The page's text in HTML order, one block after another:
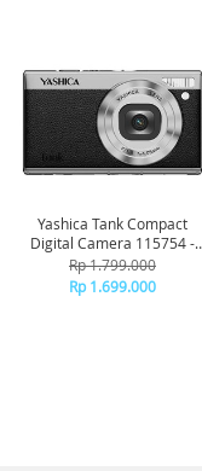
Yashica Tank Compact
Digital Camera 115754 -
Black
Rp 1.799.000
Rp 1.699.000